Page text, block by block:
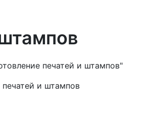
печатей и штампов"
печатей и штампов